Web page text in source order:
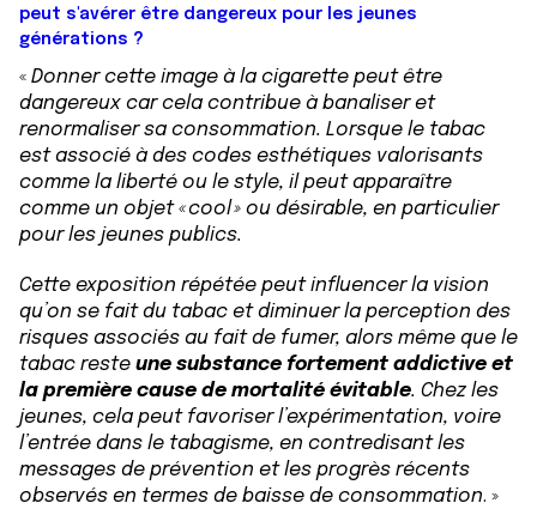
peut s'avérer être dangereux pour les jeunes
générations ?
« Donner cette image à la cigarette peut être
dangereux car cela contribue à banaliser et
renormaliser sa consommation. Lorsque le tabac
est associé à des codes esthétiques valorisants
comme la liberté ou le style, il peut apparaître
comme un objet « cool » ou désirable, en particulier
pour les jeunes publics.
Cette exposition répétée peut influencer la vision
qu’on se fait du tabac et diminuer la perception des
risques associés au fait de fumer, alors même que le
tabac reste une substance fortement addictive et
la première cause de mortalité évitable. Chez les
jeunes, cela peut favoriser l’expérimentation, voire
l’entrée dans le tabagisme, en contredisant les
messages de prévention et les progrès récents
observés en termes de baisse de consommation. »